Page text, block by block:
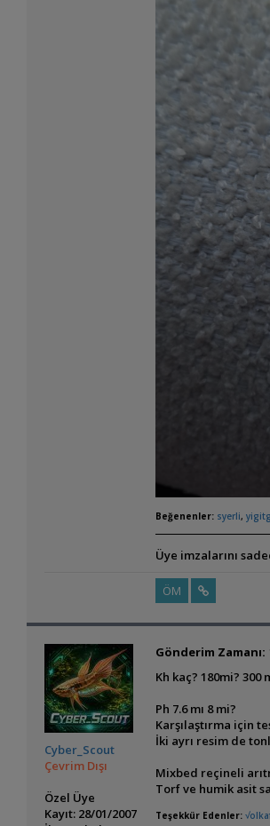
Beğenenler: syerli,
Üye imzalarını
ÖM
Cyber_Scout
Çevrim Dışı
Özel Üye
Kayıt: 28/01/2007
Gönderim Zamanı:
Kh kaç? 180mi? 300
Ph 7.6 mı 8 mi?
Karşılaştırma için
İki ayrı resim de
Mixbed reçineli
Torf ve humik asit
Teşekkür Edenler: